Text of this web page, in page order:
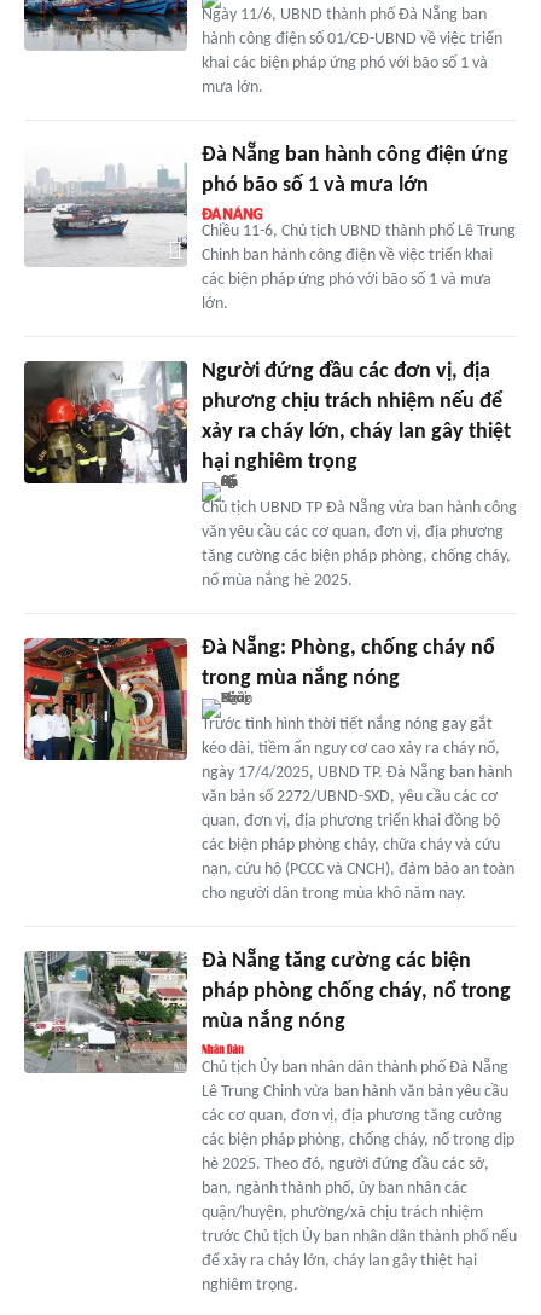
Ngày 11/6, UBND thành phố Đà Nẵng ban
hành công điện số 01/CĐ-UBND về việc triển
khai các biện pháp ứng phó với bão số 1 và
mưa lớn.
Đà Nẵng ban hành công điện ứng
phó bão số 1 và mưa lớn
Chiều 11-6, Chủ tịch UBND thành phố Lê Trung
Chinh ban hành công điện về việc triển khai
các biện pháp ứng phó với bão số 1 và mưa
lớn.
Người đứng đầu các đơn vị, địa
phương chịu trách nhiệm nếu để
xảy ra cháy lớn, cháy lan gây thiệt
hại nghiêm trọng
Chủ tịch UBND TP Đà Nẵng vừa ban hành công
văn yêu cầu các cơ quan, đơn vị, địa phương
tăng cường các biện pháp phòng, chống cháy,
nổ mùa nắng hè 2025.
Đà Nẵng: Phòng, chống cháy nổ
trong mùa nắng nóng
Trước tình hình thời tiết nắng nóng gay gắt
kéo dài, tiềm ẩn nguy cơ cao xảy ra cháy nổ,
ngày 17/4/2025, UBND TP. Đà Nẵng ban hành
văn bản số 2272/UBND-SXD, yêu cầu các cơ
quan, đơn vị, địa phương triển khai đồng bộ
các biện pháp phòng cháy, chữa cháy và cứu
nạn, cứu hộ (PCCC và CNCH), đảm bảo an toàn
cho người dân trong mùa khô năm nay.
Đà Nẵng tăng cường các biện
pháp phòng chống cháy, nổ trong
mùa nắng nóng
Chủ tịch Ủy ban nhân dân thành phố Đà Nẵng
Lê Trung Chinh vừa ban hành văn bản yêu cầu
các cơ quan, đơn vị, địa phương tăng cường
các biện pháp phòng, chống cháy, nổ trong dịp
hè 2025. Theo đó, người đứng đầu các sở,
ban, ngành thành phố, ủy ban nhân các
quận/huyện, phường/xã chịu trách nhiệm
trước Chủ tịch Ủy ban nhân dân thành phố nếu
để xảy ra cháy lớn, cháy lan gây thiệt hại
nghiêm trọng.